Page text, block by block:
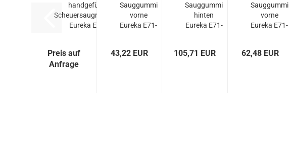
handgeführte
Scheuersaugmaschine
Eureka E71...
Preis auf
Anfrage
Sauggummi
vorne
Eureka E71-
43,22 EUR
Sauggummi
hinten
Eureka E71-
105,71 EUR
Sauggummi
vorne
Eureka E71-
62,48 EUR